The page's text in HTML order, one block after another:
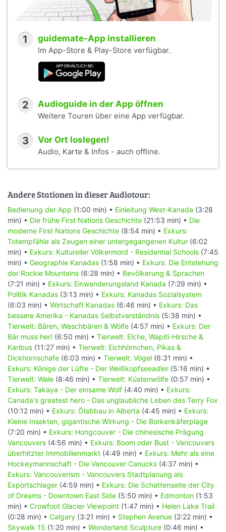
1 guidemate-App installieren
Im App-Store & Play-Store verfügbar.
2 Audioguide in der App öffnen
Weitere Touren über eine App verfügbar.
3 Vor Ort loslegen!
Audio, Karte & Infos - auch offline.
Andere Stationen in dieser Audiotour:
Bedienung der App (1:00 min) • Einleitung West-Kanada (3:28
min) • Die frühe First Nations Geschichte (21:53 min) • Die
moderne First Nations Geschichte (8:54 min) • Exkurs:
Totempfähle als Zeugen einer untergegangenen Kultur (6:02
min) • Exkurs: Kultureller Völkermord - Residential Schools (7:45
min) • Geographie Kanadas (1:58 min) • Exkurs: Die Entstehung
der Rockie Mountains (6:28 min) • Bevölkerung & Sprachen
(7:21 min) • Exkurs: Einwanderungsland Kanada (7:29 min) •
Politik Kanadas (3:13 min) • Exkurs: Kanadas Sozialsystem
(6:03 min) • Wirtschaft Kanadas (6:46 min) • Exkurs: Das
bessere Amerika - Kanadas Selbstverständnis (5:38 min) •
Tierwelt: Bären, Waschbären & Wölfe (4:57 min) • Exkurs: Der
Bär muss her! (6:50 min) • Tierwelt: Elche, Wapiti-Hirsche &
Karibus (11:27 min) • Tierwelt: Eichhörnchen, Pikas &
Dickhornschafe (6:03 min) • Tierwelt: Vögel (6:31 min) •
Exkurs: Könige der Lüfte - Der Weißkopfseeadler (5:16 min) •
Tierwelt: Wale (8:46 min) • Tierwelt: Küstenwölfe (0:57 min) •
Exkurs: Takaya - Der einsame Wolf (4:40 min) • Exkurs:
Canada's greatest hero - Das unglaubliche Leben des Terry Fox
(10:12 min) • Exkurs: Ölabbau in Alberta (4:45 min) • Exkurs:
Kleine Insekten, gigantische Wirkung - Die Borkenkäferplage
(7:20 min) • Exkurs: Hongcouver - Die chinesische Prägung
Vancouvers (4:56 min) • Exkurs: Boom oder Bust - Vancouvers
überhitzter Immobilienmarkt (4:49 min) • Exkurs: Mehr als eine
Hockeymannschaft - Die Vancouver Canucks (4:37 min) •
Exkurs: Vancouverism - Vancouvers Stadtplanung als
Exportschlager (4:59 min) • Exkurs: Die Schattenseite der City
of Dreams - Downtown East Side (5:50 min) • Edmonton (1:53
min) • Crowfoot Glacier Viewpoint (1:47 min) • Helen Lake Trail
(0:28 min) • Calgary (3:21 min) • Stephen Avenue (2:22 min) •
Skywalk 15 (1:20 min) • Wonderland Sculpture (0:46 min) •